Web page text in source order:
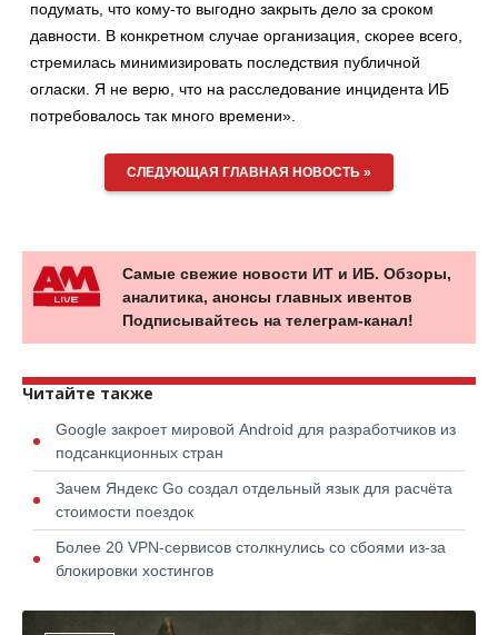
подумать, что кому-то выгодно закрыть дело за сроком
давности. В конкретном случае организация, скорее всего,
стремилась минимизировать последствия публичной
огласки. Я не верю, что на расследование инцидента ИБ
потребовалось так много времени».
СЛЕДУЮЩАЯ ГЛАВНАЯ НОВОСТЬ »
Самые свежие новости ИТ и ИБ. Обзоры,
аналитика, анонсы главных ивентов
Подписывайтесь на телеграм-канал!
Читайте также
Google закроет мировой Android для разработчиков из
подсанкционных стран
Зачем Яндекс Go создал отдельный язык для расчёта
стоимости поездок
Более 20 VPN-сервисов столкнулись со сбоями из-за
блокировки хостингов